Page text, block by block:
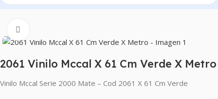
Inicio CARTELERIA VINILOS MCCAL MATE S2000
2061 Vinilo Mccal X 61 Cm Verde X Metro
Vinilo Mccal Serie 2000 Mate – Cod 2061 X 61 Cm Verde